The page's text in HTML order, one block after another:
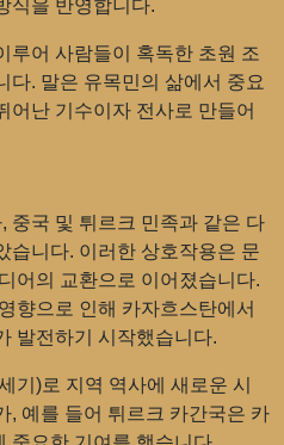
식을 반영합니다.
루어 사람들이 혹독한 초원 조
다. 말은 유목민의 삶에서 중요
어난 기수이자 전사로 만들어
중국 및 튀르크 민족과 같은 다
습니다. 이러한 상호작용은 문
어의 교환으로 이어졌습니다.
향으로 인해 카자흐스탄에서
발전하기 시작했습니다.
기)로 지역 역사에 새로운 시
, 예를 들어 튀르크 카간국은 카